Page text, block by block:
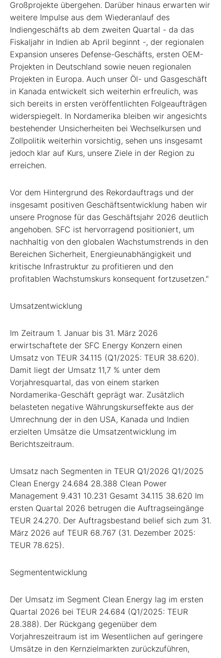
Großprojekte übergehen. Darüber hinaus erwarten wir
weitere Impulse aus dem Wiederanlauf des
Indiengeschäfts ab dem zweiten Quartal - da das
Fiskaljahr in Indien ab April beginnt -, der regionalen
Expansion unseres Defense-Geschäfts, ersten OEM-
Projekten in Deutschland sowie neuen regionalen
Projekten in Europa. Auch unser Öl- und Gasgeschäft
in Kanada entwickelt sich weiterhin erfreulich, was
sich bereits in ersten veröffentlichten Folgeaufträgen
widerspiegelt. In Nordamerika bleiben wir angesichts
bestehender Unsicherheiten bei Wechselkursen und
Zollpolitik weiterhin vorsichtig, sehen uns insgesamt
jedoch klar auf Kurs, unsere Ziele in der Region zu
erreichen.
Vor dem Hintergrund des Rekordauftrags und der
insgesamt positiven Geschäftsentwicklung haben wir
unsere Prognose für das Geschäftsjahr 2026 deutlich
angehoben. SFC ist hervorragend positioniert, um
nachhaltig von den globalen Wachstumstrends in den
Bereichen Sicherheit, Energieunabhängigkeit und
kritische Infrastruktur zu profitieren und den
profitablen Wachstumskurs konsequent fortzusetzen."
Umsatzentwicklung
Im Zeitraum 1. Januar bis 31. März 2026
erwirtschaftete der SFC Energy Konzern einen
Umsatz von TEUR 34.115 (Q1/2025: TEUR 38.620).
Damit liegt der Umsatz 11,7 % unter dem
Vorjahresquartal, das von einem starken
Nordamerika-Geschäft geprägt war. Zusätzlich
belasteten negative Währungskurseffekte aus der
Umrechnung der in den USA, Kanada und Indien
erzielten Umsätze die Umsatzentwicklung im
Berichtszeitraum.
Umsatz nach Segmenten in TEUR Q1/2026 Q1/2025
Clean Energy 24.684 28.388 Clean Power
Management 9.431 10.231 Gesamt 34.115 38.620 Im
ersten Quartal 2026 betrugen die Auftragseingänge
TEUR 24.270. Der Auftragsbestand belief sich zum 31.
März 2026 auf TEUR 68.767 (31. Dezember 2025:
TEUR 78.625).
Segmententwicklung
Der Umsatz im Segment Clean Energy lag im ersten
Quartal 2026 bei TEUR 24.684 (Q1/2025: TEUR
28.388). Der Rückgang gegenüber dem
Vorjahreszeitraum ist im Wesentlichen auf geringere
Umsätze in den Kernzielmarkten zurückzuführen,